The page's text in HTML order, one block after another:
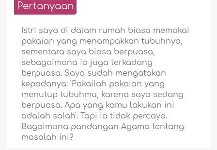
Pertanyaan
Istri saya di dalam rumah biasa memakai
pakaian yang menampakkan tubuhnya,
sementara saya biasa berpuasa,
sebagaimana ia juga terkadang
berpuasa. Saya sudah mengatakan
kepadanya: 'Pakailah pakaian yang
menutup tubuhmu, karena saya sedang
berpuasa. Apa yang kamu lakukan ini
adalah salah'. Tapi ia tidak percaya.
Bagaimana pandangan Agama tentang
masalah ini?